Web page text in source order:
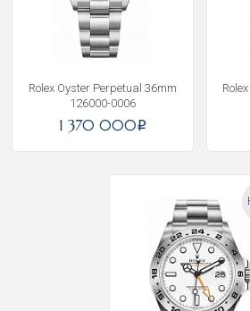
Rolex Oyster Perpetual 36mm
126000-0006
1 370 000i